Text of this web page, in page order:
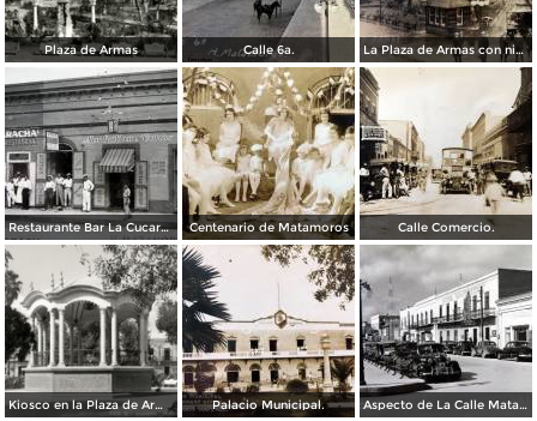
Plaza de Armas Calle 6a. La Plaza de Armas con nieve en los arboles.
Restaurante Bar La Cucaracha ( Circulada el 20 de Febrero de 1948 ). Centenario de Matamoros Calle Comercio.
Kiosco en la Plaza de Armas Palacio Municipal. Aspecto de La Calle Matamoros ( Circulada el 6 de Enero de 1951 ).